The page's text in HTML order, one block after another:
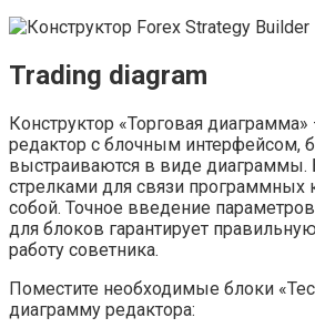
Trading diagram
Конструктор «Торговая
редактор с блочным интерфейсом,
выстраиваются в виде диаграммы.
стрелками для связи
собой. Точное введение
для блоков гарантирует
работу советника.
Поместите необходимые блоки
диаграмму редактора: